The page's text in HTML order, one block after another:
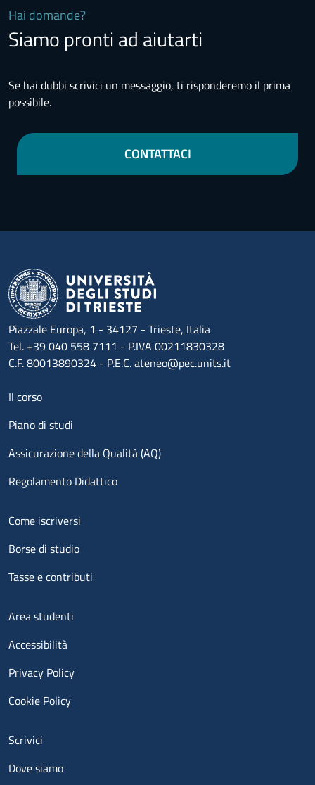
Hai domande?
Siamo pronti ad aiutarti
Se hai dubbi scrivici un messaggio, ti risponderemo il prima
possibile.
CONTATTACI
Piazzale Europa, 1 - 34127 - Trieste, Italia
Tel. +39 040 558 7111 - P.IVA 00211830328
C.F. 80013890324 - P.E.C. ateneo@pec.units.it
Menu footer 1
Il corso
Piano di studi
Assicurazione della Qualità (AQ)
Regolamento Didattico
Menu footer 2
Come iscriversi
Borse di studio
Tasse e contributi
Menu footer 3
Area studenti
Accessibilità
Privacy Policy
Cookie Policy
Menu contatti
Scrivici
Dove siamo